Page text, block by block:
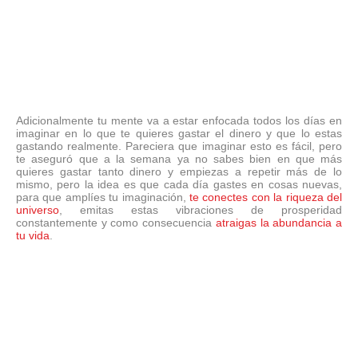
Adicionalmente tu mente va a estar enfocada todos los días en
imaginar en lo que te quieres gastar el dinero y que lo estas
gastando realmente. Pareciera que imaginar esto es fácil, pero
te aseguró que a la semana ya no sabes bien en que más
quieres gastar tanto dinero y empiezas a repetir más de lo
mismo, pero la idea es que cada día gastes en cosas nuevas,
para que amplíes tu imaginación, te conectes con la riqueza del
universo , emitas estas vibraciones de prosperidad
constantemente y como consecuencia atraigas la abundancia a
tu vida